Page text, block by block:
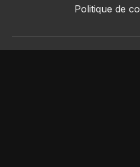
Politique de